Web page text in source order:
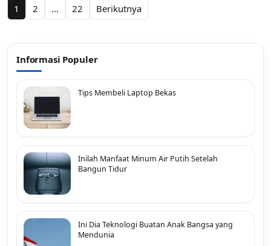
Paginasi
1 2 … 22 Berikutnya
Informasi Populer
Tips Membeli Laptop Bekas
Inilah Manfaat Minum Air Putih Setelah
Bangun Tidur
Ini Dia Teknologi Buatan Anak Bangsa yang
Mendunia